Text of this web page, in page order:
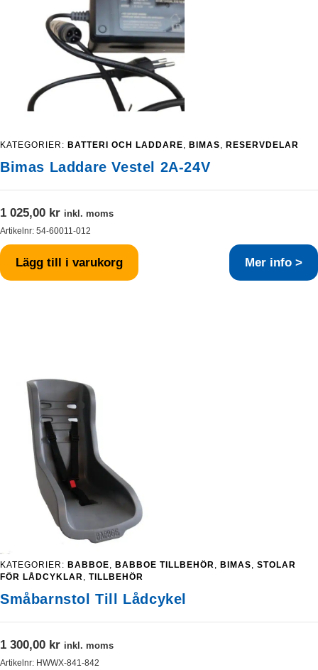
KATEGORIER: BATTERI OCH LADDARE BIMAS RESERVDELAR
Bimas Laddare Vestel 2A-24V
1 025,00 kr inkl. moms
Artikelnr: 54-60011-012
Lägg till i varukorg Mer info >
KATEGORIER: BABBOE BABBOE TILLBEHÖR BIMAS
STOLAR
FÖR LÅDCYKLAR
TILLBEHÖR
Småbarnstol Till Lådcykel
1 300,00 kr inkl. moms
Artikelnr: HWWX-841-842